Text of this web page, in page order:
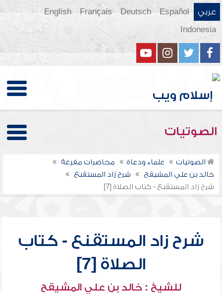
عربي Español
Deutsch
Français
English
Indonesia
الصوتيات
الصوتيات علماء ودعاة
محاضرات مفرغة
خالد بن علي المشيقح
شرح زاد المستقنع
شرح زاد المستقنع - كتاب الصلاة [7]
شرح زاد المستقنع - كتاب
الصلاة [7]
للشيخ : خالد بن علي المشيقح